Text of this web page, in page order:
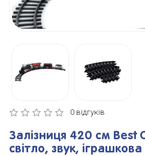
0 відгуків
Залізниця 420 см Best
світло, звук,